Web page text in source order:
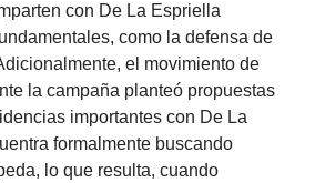
con De La Espriella
como la defensa de
el movimiento de
la campaña planteó propuestas
importantes con De La
formalmente buscando
lo que resulta, cuando